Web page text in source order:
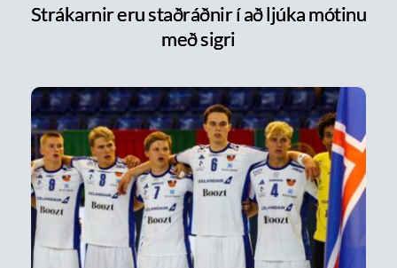
Strákarnir eru staðráðnir í að ljúka mótinu
með sigri